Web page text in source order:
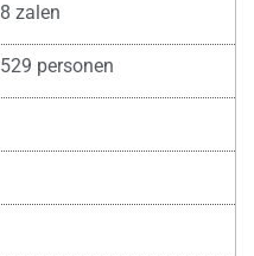
8 zalen
529 personen